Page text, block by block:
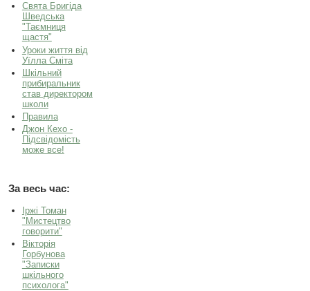
Свята Бригіда
Шведська
"Таємниця
щастя"
Уроки життя від
Уїлла Сміта
Шкільний
прибиральник
став директором
школи
Правила
Джон Кехо -
Підсвідомість
може все!
За весь час:
Іржі Томан
"Мистецтво
говорити"
Вікторія
Горбунова
"Записки
шкільного
психолога"